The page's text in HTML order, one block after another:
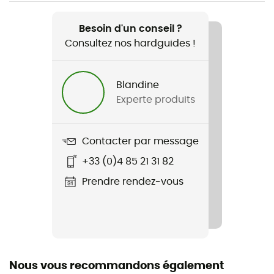
Randonnée / Trekking
Nom du produit
Roccia Softshell Jacket II
Besoin d'un conseil ?
Consultez nos hardguides !
Blandine
Experte produits
Contacter par message
+33 (0)4 85 21 31 82
Prendre rendez-vous
Nous vous recommandons également